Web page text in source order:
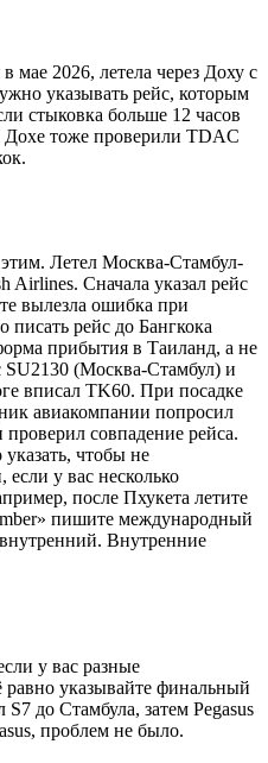
мае 2026, летела через Доху с
указывать рейс, которым
стыковка больше 12 часов
тоже проверили TDAC
Летел Москва-Стамбул-
Airlines. Сначала указал рейс
вылезла ошибка при
писать рейс до Бангкока
прибытия в Таиланд, а не
(Москва-Стамбул) и
вписал TK60. При посадке
авиакомпании попросил
совпадение рейса.
чтобы не
у вас несколько
после Пхукета летите
пишите международный
Внутренние
у вас разные
равно указывайте финальный
до Стамбула, затем Pegasus
проблем не было.